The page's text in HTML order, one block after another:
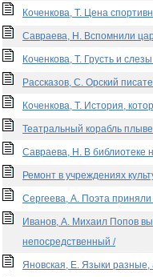
Коченкова, Т. Цена
Савраева, Н. Вспомнили
Коченкова, Т. Грусть и
Рассказов, С. Орский
Коченкова, Т. История,
Театральный корабль
Савраева, Н. В библиотеке
Ремонт в учреждениях
Сергеева, А. Поэта
Иванов, А. Михаил Попов
непосредственный /
Яновская, Е. Языки разные,